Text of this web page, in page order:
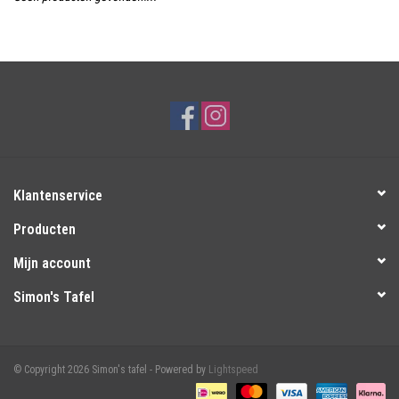
Cadeaubonnen
Klantenservice
Producten
Mijn account
Simon's Tafel
© Copyright 2026 Simon's tafel - Powered by Lightspeed